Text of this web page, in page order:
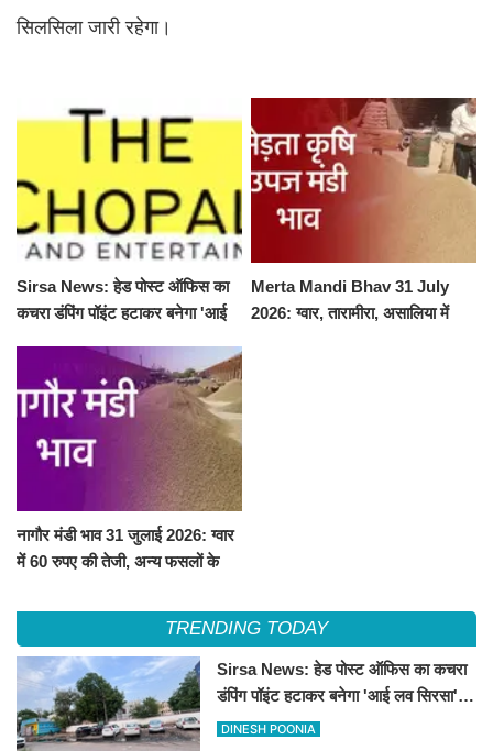
सिलसिला जारी रहेगा।
Sirsa News: हेड पोस्ट ऑफिस का
कचरा डंपिंग पॉइंट हटाकर बनेगा 'आई
Merta Mandi Bhav 31 July
2026: ग्वार, तारामीरा, असालिया में
नागौर मंडी भाव 31 जुलाई 2026: ग्वार
में 60 रुपए की तेजी, अन्य फसलों के
TRENDING TODAY
Sirsa News: हेड पोस्ट ऑफिस का कचरा
डंपिंग पॉइंट हटाकर बनेगा 'आई लव सिरसा'
सेल्फी पॉइंट
DINESH POONIA